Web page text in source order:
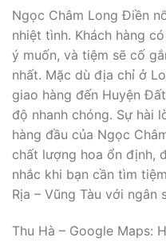
Ngọc Châm Long Điền
nhiệt tình. Khách hàng
ý muốn, và tiệm sẽ cố
nhất. Mặc dù địa chỉ ở
giao hàng đến Huyện
độ nhanh chóng. Sự hài
hàng đầu của Ngọc
chất lượng hoa ổn định,
nhắc khi bạn cần tìm
Rịa – Vũng Tàu với ngân
Thu Hà – Google Maps: